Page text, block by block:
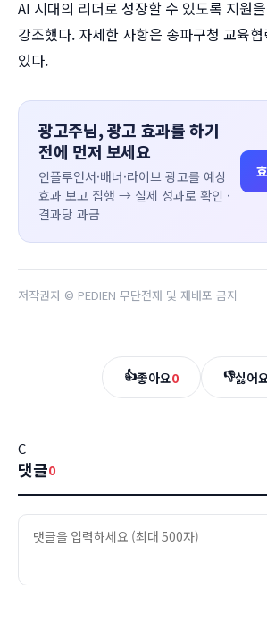
AI 시대의 리더로 성장할 수 있도록 지원
강조했다. 자세한 사항은 송파구청 교육
있다.
광고주님, 광고 효과를 하기
전에 먼저 보세요
인플루언서·배너·라이브 광고를 예상
효과 보고 집행 → 실제 성과로 확인 ·
결과당 과금
저작권자 © PEDIEN 무단전재 및 재배포 금지
👍좋아요0 👎싫어
C
댓글0